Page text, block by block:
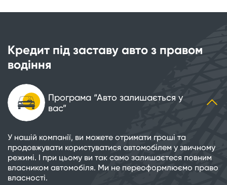
Кредит під заставу авто з правом
водіння
Програма “Авто залишається у
вас”
У нашій компанії, ви можете отримати гроші та
продовжувати користуватися автомобілем у звичному
режимі. І при цьому ви так само залишаєтеся повним
власником автомобіля. Ми не переоформлюємо право
власності.